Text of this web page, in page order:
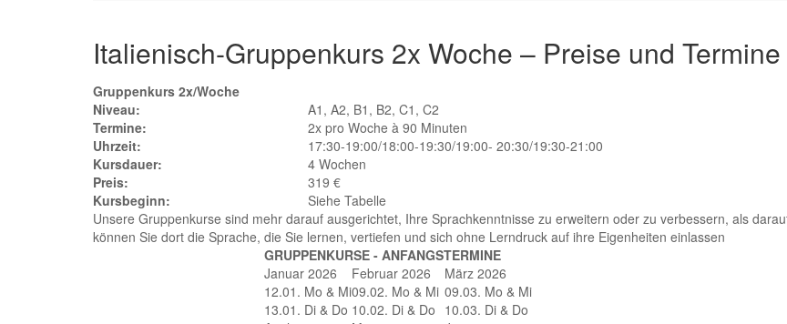
Italienisch-Gruppenkurs 2x Woche – Preise und Termine
Gruppenkurs 2x/Woche
Niveau:
A1, A2, B1, B2, C1, C2
Termine:
2x pro Woche à 90 Minuten
Uhrzeit:
17:30-19:00/18:00-19:30/19:00- 20:30/19:30-21:00
Kursdauer:
4 Wochen
Preis:
319 €
Kursbeginn:
Siehe Tabelle
Unsere Gruppenkurse sind mehr darauf ausgerichtet, Ihre Sprachkenntnisse zu erweitern oder zu verbessern, als
können Sie dort die Sprache, die Sie lernen, vertiefen und sich ohne Lerndruck auf ihre Eigenheiten einlassen
GRUPPENKURSE - ANFANGSTERMINE
Januar 2026
Februar 2026
März 2026
12.01. Mo & Mi
13.01. Di & Do
09.02. Mo & Mi
10.02. Di & Do
09.03. Mo & Mi
10.03. Di & Do